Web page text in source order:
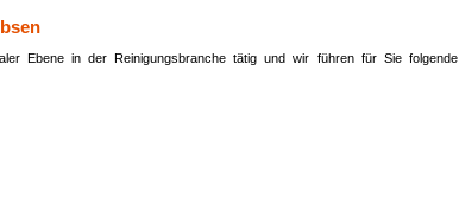
Ebene in der Reinigungsbranche tätig und wir führen für Sie folgende